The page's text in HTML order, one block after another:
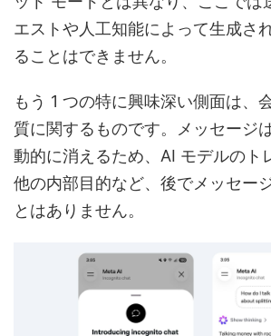
エストや人工知能によって生成さ
ることはできません。
もう 1 つの特に興味深い側面は、
質に関するものです。メッセージ
動的に消えるため、AI モデルのト
他の内部目的など、後でメッセー
とはありません。